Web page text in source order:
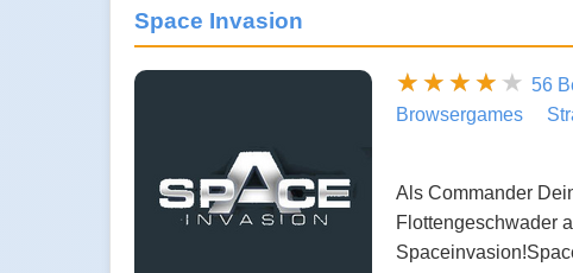
Space Invasion
56
Browsergames
Als Commander
Flottengeschwader